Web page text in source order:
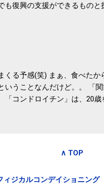
も復興の支援ができるもの
って始めたのですが、節税
くる予感(笑) まぁ、食べた
いうことなんだけど。。 「
「コンドロイチン」は、20
コンドロイチン」を補うこ
ンドロイチン補給 | セルフド
賞味期限ギリギリで食べる
∧ TOP
ィジカルコンデイショニング